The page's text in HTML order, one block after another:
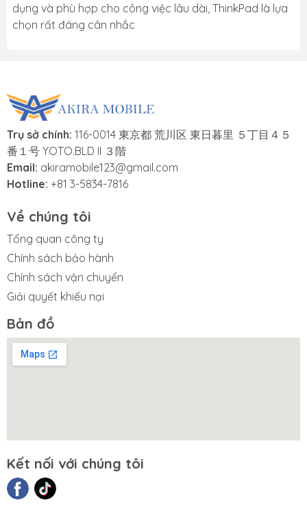
dụng và phù hợp cho công việc lâu dài, ThinkPad là lựa
chọn rất đáng cân nhắc
Trụ sở chính: 116-0014 東京都 荒川区 東日暮里 ５丁目４５
番１号 YOTO.BLD II ３階
Email: akiramobile123@gmail.com
Hotline: +81 3-5834-7816
Về chúng tôi
Tổng quan công ty
Chính sách bảo hành
Chính sách vận chuyển
Giải quyết khiếu nại
Bản đồ
Kết nối với chúng tôi